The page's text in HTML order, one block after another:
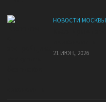
НОВОСТИ МОСКВЫ
21 ИЮН, 2026